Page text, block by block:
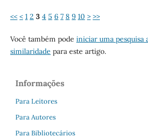
<< < 1 2 3 4 5 6 7 8 9 10 > >>
Você também pode iniciar uma pesquisa
similaridade para este artigo.
Informações
Para Leitores
Para Autores
Para Bibliotecários